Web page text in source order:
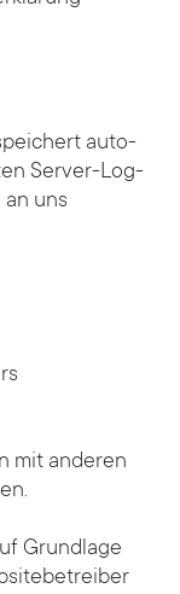
auto­
Server-Log-
uns
mit anderen
Grundlage